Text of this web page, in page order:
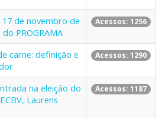
17 de novembro de
PROGRAMA
Acessos: 1256
carne: definição e
Acessos: 1290
na eleição do
Laurens
Acessos: 1187